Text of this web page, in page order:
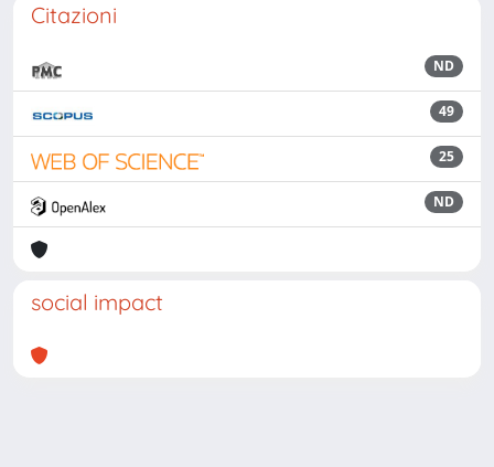
Citazioni
ND
49
25
ND
social impact